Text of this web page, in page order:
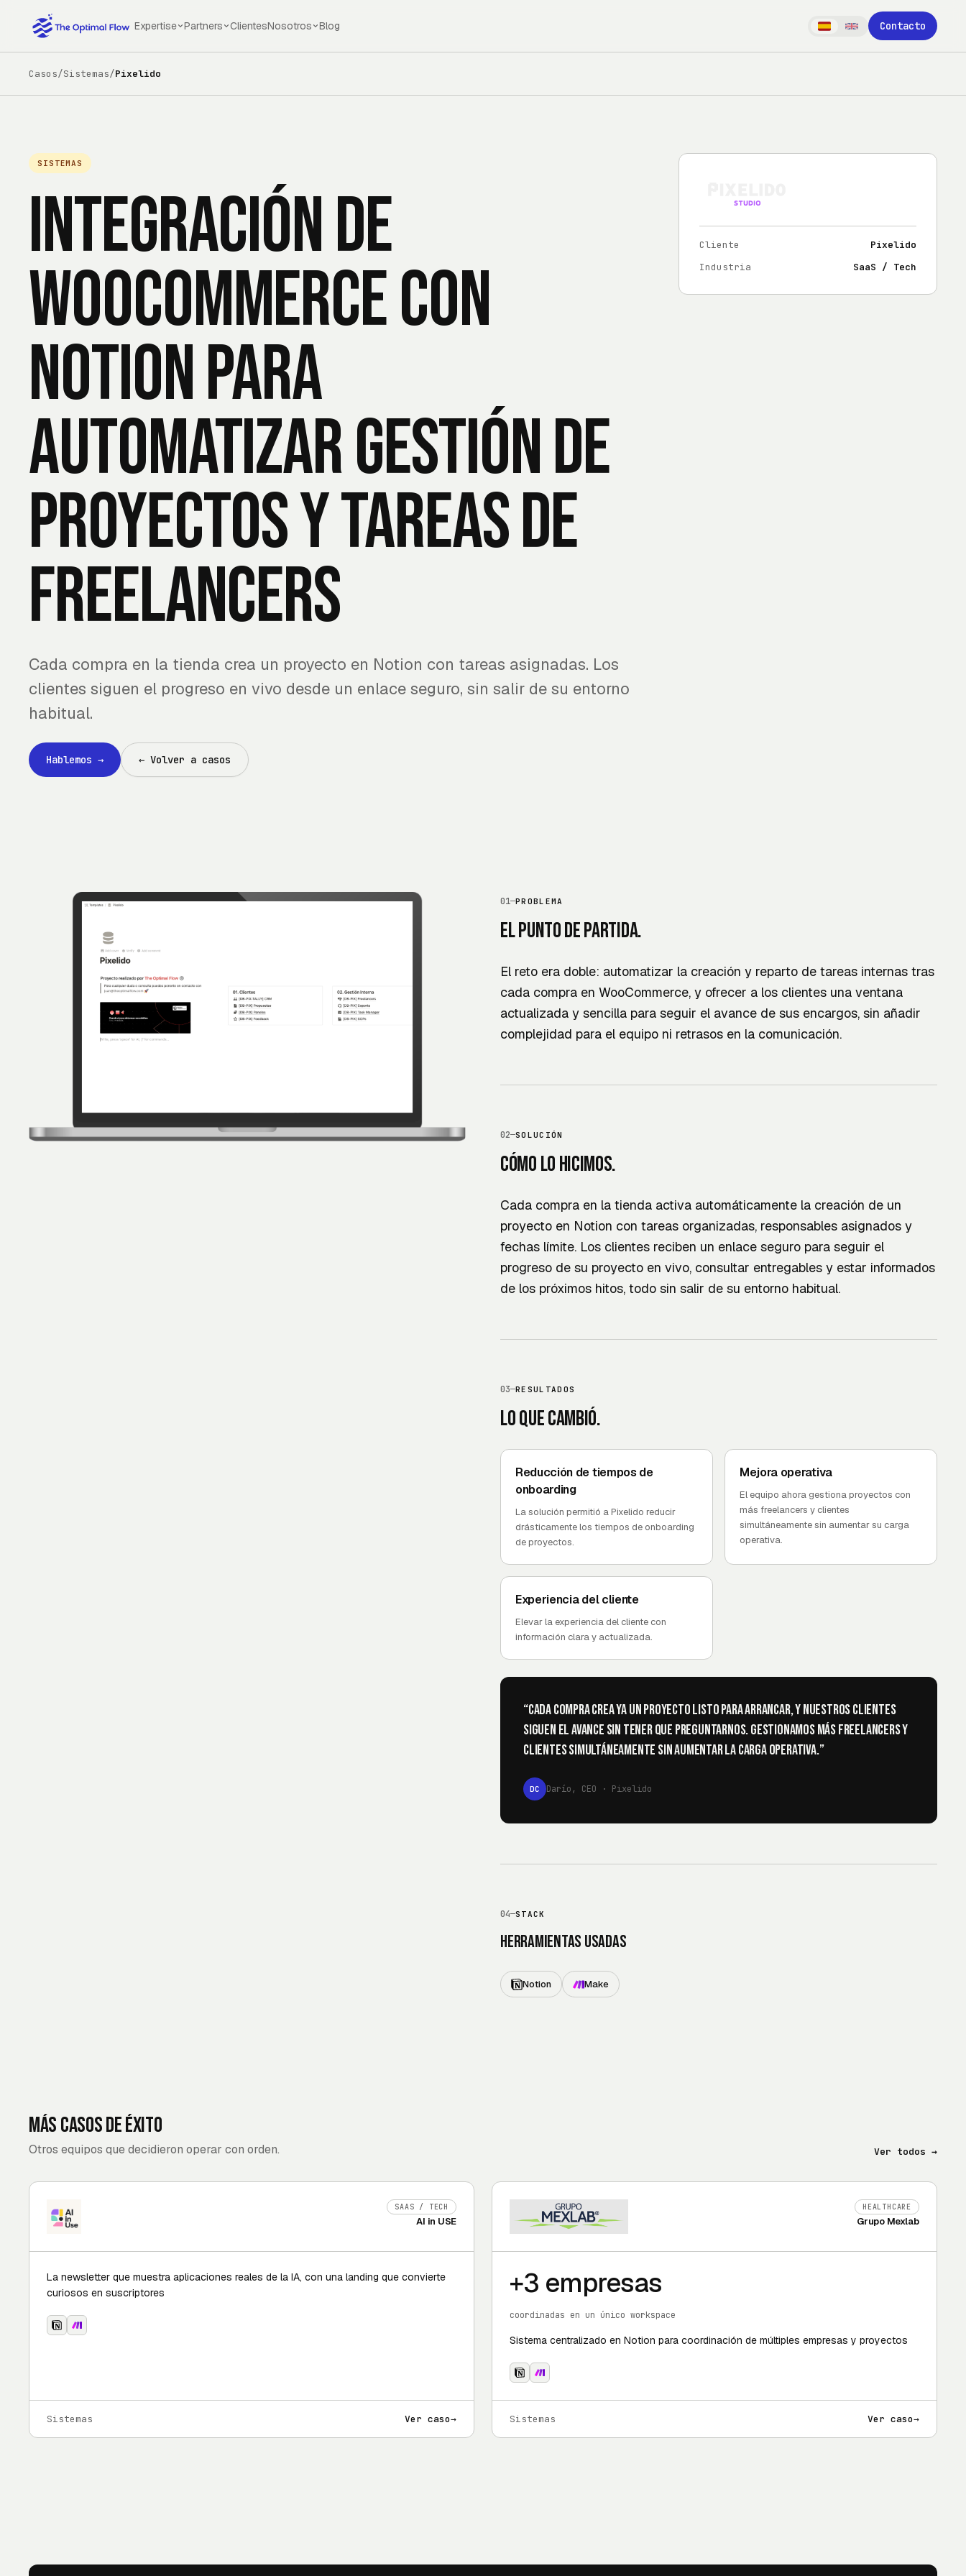
Expertise Partners ClientesNosotros Blog Contacto
Casos/Sistemas/Pixelido
SISTEMAS
Integración de
WooCommerce con
Notion para
automatizar gestión de
proyectos y tareas de
freelancers
Cada compra en la tienda crea un proyecto en Notion con tareas asignadas. Los
clientes siguen el progreso en vivo desde un enlace seguro, sin salir de su entorno
habitual.
Hablemos → ← Volver a casos
Cliente
Pixelido
Industria
SaaS / Tech
01—PROBLEMA
El punto de partida.
El reto era doble: automatizar la creación y reparto de tareas internas tras
cada compra en WooCommerce, y ofrecer a los clientes una ventana
actualizada y sencilla para seguir el avance de sus encargos, sin añadir
complejidad para el equipo ni retrasos en la comunicación.
02—SOLUCIÓN
Cómo lo hicimos.
Cada compra en la tienda activa automáticamente la creación de un
proyecto en Notion con tareas organizadas, responsables asignados y
fechas límite. Los clientes reciben un enlace seguro para seguir el
progreso de su proyecto en vivo, consultar entregables y estar informados
de los próximos hitos, todo sin salir de su entorno habitual.
03—RESULTADOS
Lo que cambió.
Reducción de tiempos de
onboarding
La solución permitió a Pixelido reducir
drásticamente los tiempos de onboarding
de proyectos.
Mejora operativa
El equipo ahora gestiona proyectos con
más freelancers y clientes
simultáneamente sin aumentar su carga
operativa.
Experiencia del cliente
Elevar la experiencia del cliente con
información clara y actualizada.
“Cada compra crea ya un proyecto listo para arrancar, y nuestros clientes
siguen el avance sin tener que preguntarnos. Gestionamos más freelancers y
clientes simultáneamente sin aumentar la carga operativa.”
DC Darío, CEO · Pixelido
04—STACK
Herramientas usadas
Notion Make
Más casos de éxito
Otros equipos que decidieron operar con orden. Ver todos →
SAAS / TECH
AI in USE
La newsletter que muestra aplicaciones reales de la IA, con una landing que convierte
curiosos en suscriptores
Sistemas Ver caso→
HEALTHCARE
Grupo Mexlab
+3 empresas
coordinadas en un único workspace
Sistema centralizado en Notion para coordinación de múltiples empresas y proyectos
Sistemas Ver caso→